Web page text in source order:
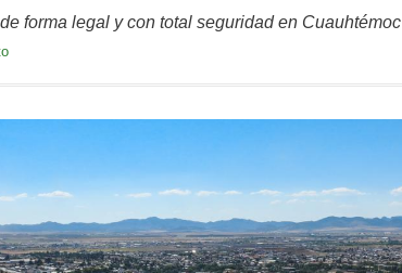
forma legal y con total seguridad en Cuauhtémoc